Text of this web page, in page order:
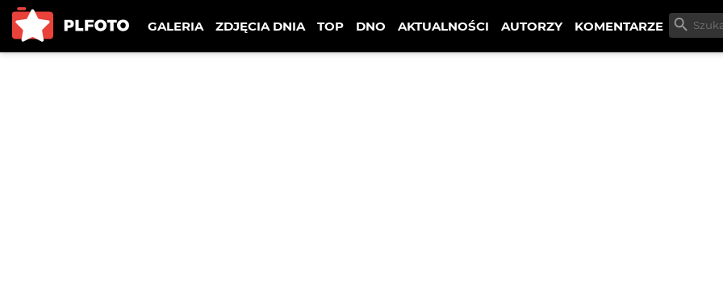
GALERIA ZDJĘCIA DNIA TOP DNO AKTUALNOŚCI AUTORZY KOMENTARZE